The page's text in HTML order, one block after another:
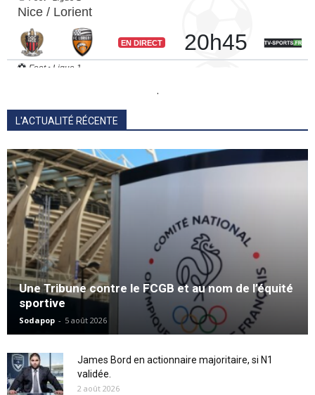
.
L'ACTUALITÉ RÉCENTE
Une Tribune contre le FCGB et au nom de l’équité
sportive
Sodapop - 5 août 2026
James Bord en actionnaire majoritaire, si N1
validée.
2 août 2026